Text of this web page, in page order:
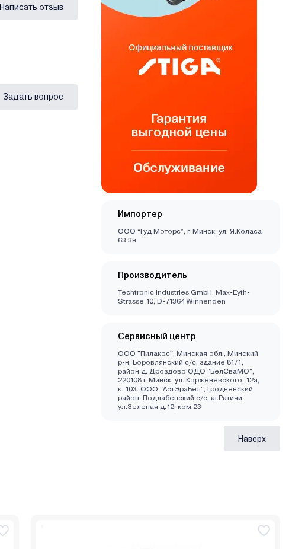
Написать отзыв
Задать вопрос
Импортер
ООО “Гуд Моторс”, г. Минск, ул. Я.Коласа
63 3н
Производитель
Techtronic Industries GmbH. Max-Eyth-
Strasse 10, D-71364 Winnenden
Сервисный центр
ООО "Пилакос", Минская обл., Минский
р-н, Боровлянский с/с, здание 81/1,
район д. Дроздово ОДО "БелСваМО",
220108 г. Минск, ул. Корженевского, 12а,
к. 103. ООО "АстЭраБел", Гродненский
район, Подлабенский с/с, аг.Ратичи,
ул.Зеленая д.12, ком.23
Наверх